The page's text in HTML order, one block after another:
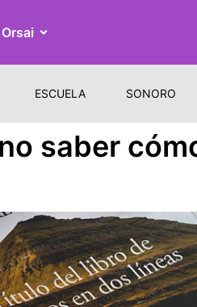
ESCUELA SONORO
saber